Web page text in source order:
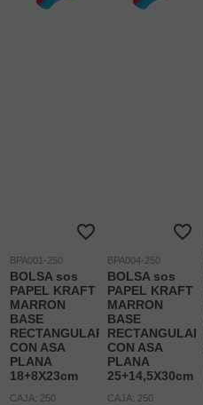
BPA001-250
BOLSA sos
PAPEL KRAFT
MARRON
BASE
RECTANGULAR
CON ASA
PLANA
18+8X23cm
CAJA: 250
BPA004-250
BOLSA sos
PAPEL KRAFT
MARRON
BASE
RECTANGULAR
CON ASA
PLANA
25+14,5X30cm
CAJA: 250